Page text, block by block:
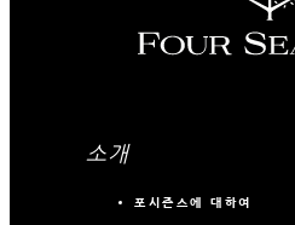
소개
포시즌스에 대하여